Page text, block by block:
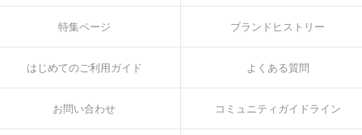
特集ページ ブランドヒストリー
はじめてのご利用ガイド よくある質問
お問い合わせ コミュニティガイドライン